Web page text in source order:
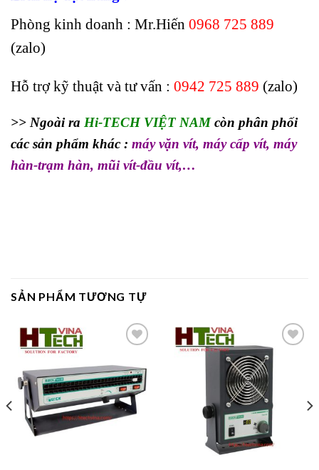
Phòng kinh doanh : Mr.Hiến 0968 725 889
(zalo)
Hỗ trợ kỹ thuật và tư vấn : 0942 725 889 (zalo)
>> Ngoài ra Hi-TECH VIỆT NAMcòn phân phối
các sản phẩm khác : máy vặn vít, máy cấp vít, máy
hàn-trạm hàn, mũi vít-đầu vít,…
SẢN PHẨM TƯƠNG TỰ
wishlist